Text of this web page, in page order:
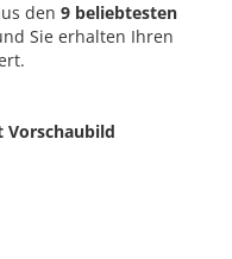
den 9 beliebtesten
Sie erhalten Ihren
Vorschaubild